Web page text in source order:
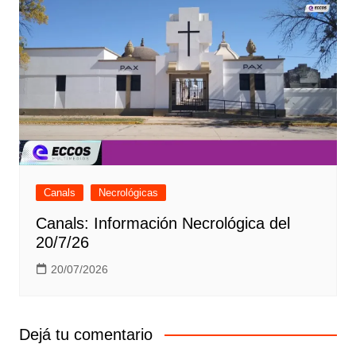
Canals Necrológicas
Canals: Información Necrológica del
20/7/26
20/07/2026
Dejá tu comentario